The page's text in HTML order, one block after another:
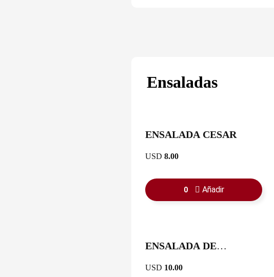
Ensaladas
ENSALADA CESAR
USD 8.00
0 Añadir
ENSALADA DE
USD 10.00